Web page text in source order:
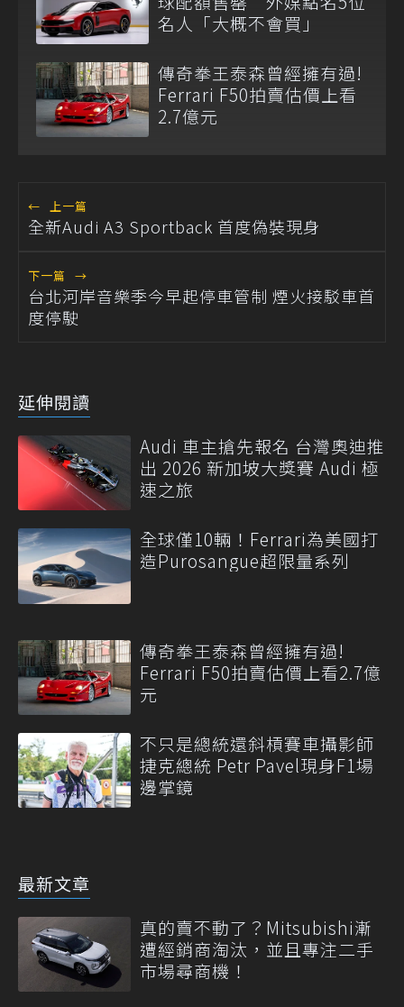
名人「大概不會買」
傳奇拳王泰森曾經擁有過!
Ferrari F50拍賣估價上看
2.7億元
← 上一篇
全新Audi A3 Sportback 首度偽裝現身
下一篇 →
台北河岸音樂季今早起停車管制 煙火接駁車首
度停駛
延伸閱讀
Audi 車主搶先報名 台灣奧迪推
出 2026 新加坡大獎賽 Audi 極
速之旅
全球僅10輛！Ferrari為美國打
造Purosangue超限量系列
傳奇拳王泰森曾經擁有過!
Ferrari F50拍賣估價上看2.7億
元
不只是總統還斜槓賽車攝影師
捷克總統 Petr Pavel現身F1場
邊掌鏡
最新文章
真的賣不動了？Mitsubishi漸
遭經銷商淘汰，並且專注二手
市場尋商機！